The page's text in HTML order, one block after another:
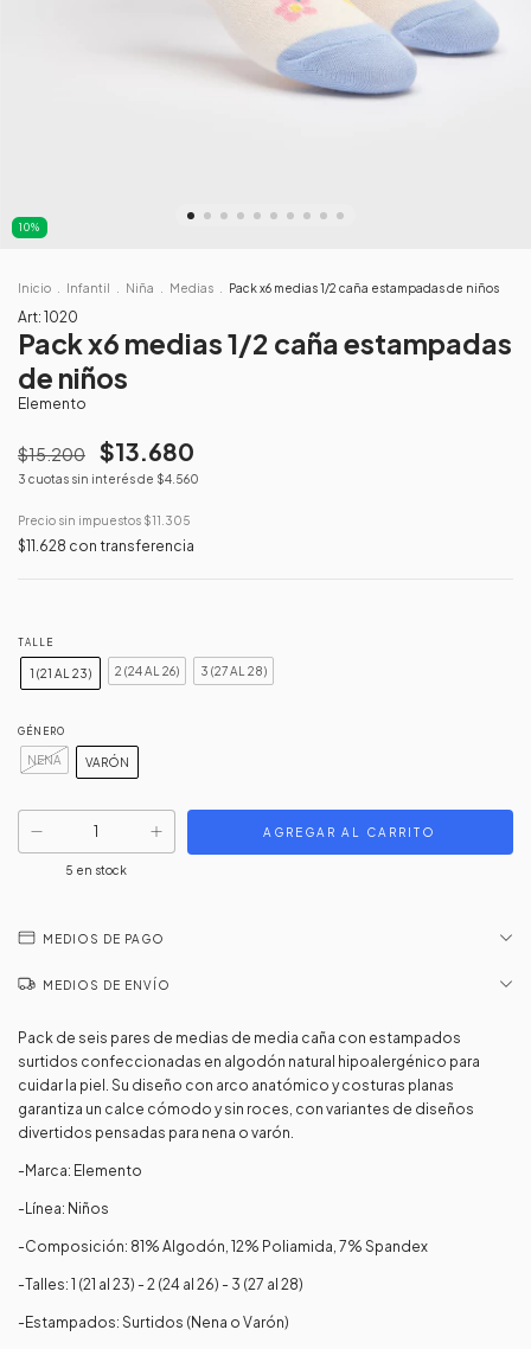
10%
Inicio Infantil Niña Medias Pack x6 medias 1/2 caña estampadas de niños
Art: 1020
Pack x6 medias 1/2 caña estampadas
de niños
Elemento
$15.200 $13.680
3 cuotas sin interés de $4.560
Precio sin impuestos $11.305
$11.628 con transferencia
TALLE
1 (21 AL 23) 2 (24 AL 26) 3 (27 AL 28)
GÉNERO
NENA VARÓN
5 en stock
MEDIOS DE PAGO
MEDIOS DE ENVÍO
Pack de seis pares de medias de media caña con estampados
surtidos confeccionadas en algodón natural hipoalergénico para
cuidar la piel. Su diseño con arco anatómico y costuras planas
garantiza un calce cómodo y sin roces, con variantes de diseños
divertidos pensadas para nena o varón.
-Marca: Elemento
-Línea: Niños
-Composición: 81% Algodón, 12% Poliamida, 7% Spandex
-Talles: 1 (21 al 23) - 2 (24 al 26) - 3 (27 al 28)
-Estampados: Surtidos (Nena o Varón)